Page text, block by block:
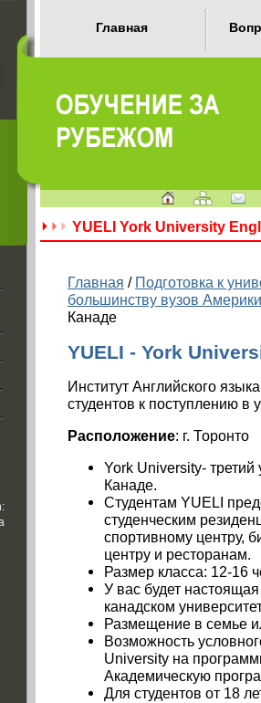
Главная
YUELI York University
Главная / Подготовка к
большинству вузов
Канаде
YUELI - York
Институт Английского
студентов к поступлению в
Расположение: г. Торонто
York University- третий
Канаде.
Студентам YUELI
студенческим
спортивному центру,
центру и ресторанам.
Размер класса: 12-16
У вас будет
канадском
Размещение в семье
Возможность
University на
Академическую
Для студентов от 18